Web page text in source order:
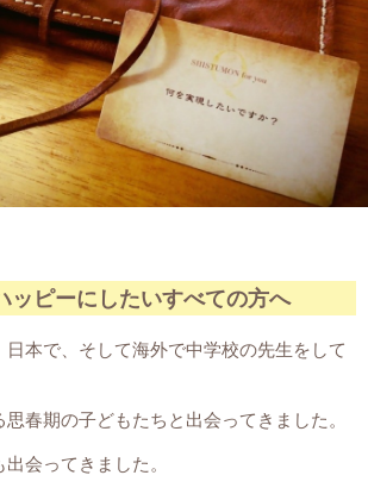
ッピーにしたいすべての方へ
日本で、そして海外で中学校の先生をして
春期の子どもたちと出会ってきました。
会ってきました。